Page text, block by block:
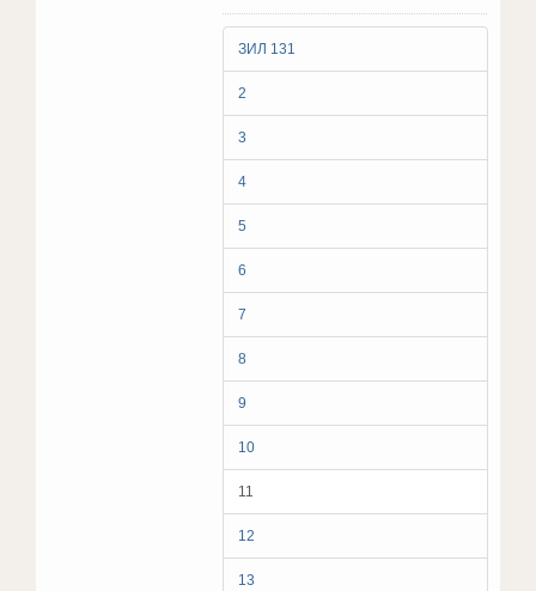
ЗИЛ 131
2
3
4
5
6
7
8
9
10
11
12
13